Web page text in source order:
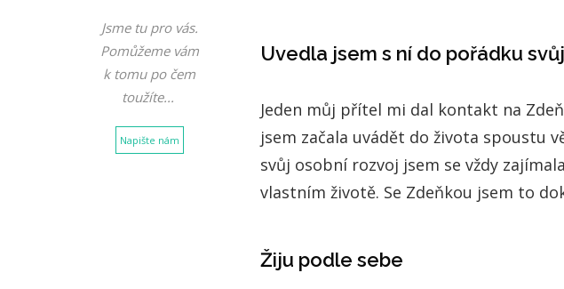
Jsme tu pro vás.
Pomůžeme vám
k tomu po čem
toužíte...
Napište nám
Uvedla jsem s ní do pořádku
Jeden můj přítel mi dal kontakt na
jsem začala uvádět do života spoustu
svůj osobní rozvoj jsem se vždy
vlastním životě. Se Zdeňkou jsem to
Žiju podle sebe